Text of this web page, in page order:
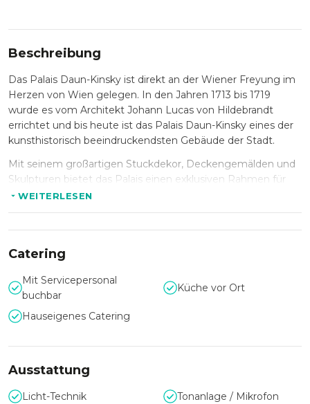
Beschreibung
Das Palais Daun-Kinsky ist direkt an der Wiener Freyung im
Herzen von Wien gelegen. In den Jahren 1713 bis 1719
wurde es vom Architekt Johann Lucas von Hildebrandt
errichtet und bis heute ist das Palais Daun-Kinsky eines der
kunsthistorisch beeindruckendsten Gebäude der Stadt.
Mit seinem großartigen Stuckdekor, Deckengemälden und
Skulpturen bietet das Palais einen exklusiven Rahmen für
festliche Bankette, Empfänge, Tagungen und Seminare,
Presse-Events oder auch private Feste.
Das Herz des Palais Daun-Kinsky ist der prunkvolle Ovale
Festsaal. Der Herren- und Damensalon, sowie der Gelbe
Salon sind einzeln oder auch gemeinsam buchbar.
Das Palais Daun-Kinsky besticht durch seine
verkehrsgünstig und zentrale Lage, direkt an der Wiener
Innenstadt gehört es zu den nobelsten Adressen in Wien.
Events für bis zu 180 Personen zu gestalten.
WEITERLESEN
Catering
Mit Servicepersonal
buchbar
Küche vor Ort
Hauseigenes Catering
Ausstattung
Licht-Technik
Tonanlage / Mikrofon